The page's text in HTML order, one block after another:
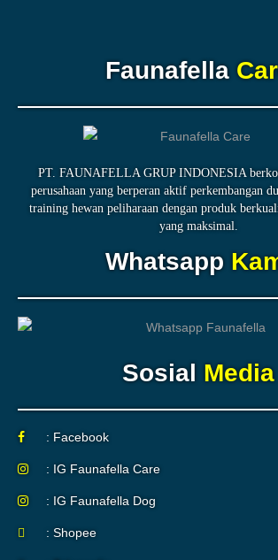
Faunafella
PT. FAUNAFELLA GRUP INDONESIA
perusahaan yang berperan aktif perkembangan
training hewan peliharaan dengan produk
yang maksimal.
Whatsapp
Sosial Media
: Facebook
: IG Faunafella Care
: IG Faunafella Dog
: Shopee